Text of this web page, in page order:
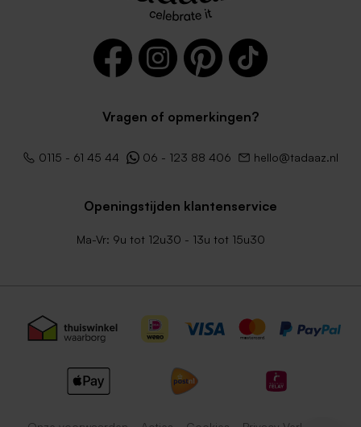
Vragen of opmerkingen?
0115 - 61 45 44 06 - 123 88 406 hello@tadaaz.nl
Openingstijden klantenservice
Ma-Vr: 9u tot 12u30 - 13u tot 15u30